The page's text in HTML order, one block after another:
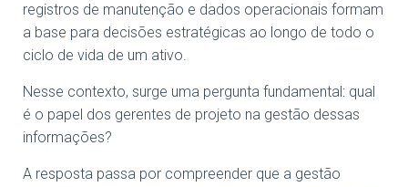
registros de manutenção e dados operacionais formam
a base para decisões estratégicas ao longo de todo o
ciclo de vida de um ativo.
Nesse contexto, surge uma pergunta fundamental: qual
é o papel dos gerentes de projeto na gestão dessas
informações?
A resposta passa por compreender que a gestão